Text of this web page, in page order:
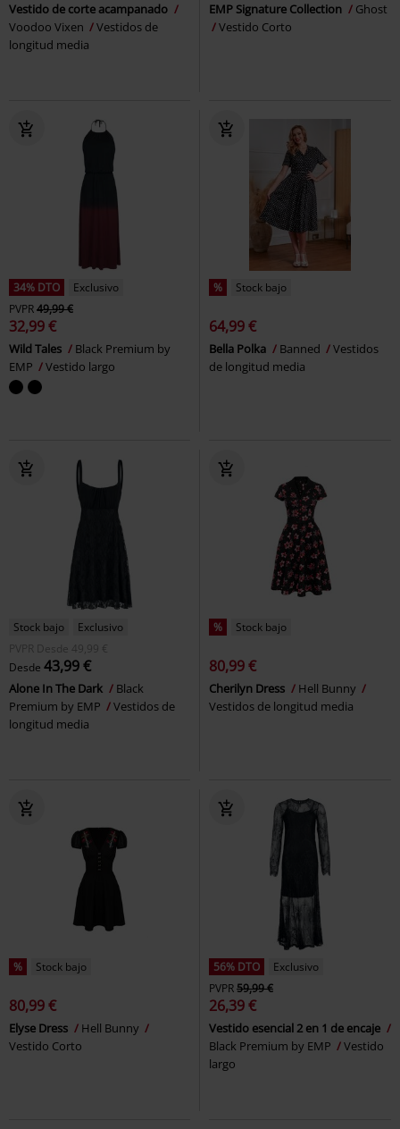
Vestido de corte acampanado
Voodoo Vixen
Vestidos de
longitud media
EMP Signature Collection
Ghost
Vestido Corto
34% DTO
Exclusivo
PVPR49,99 €
32,99 €
Wild Tales
Black Premium by
EMP
Vestido largo
% Stock bajo
64,99 €
Bella Polka Banned
Vestidos
de longitud media
Stock bajo
Exclusivo
PVPR
Desde 49,99 €
Desde 43,99 €
Alone In The Dark
Black
Premium by EMP
Vestidos de
longitud media
% Stock bajo
80,99 €
Cherilyn Dress
Hell Bunny
Vestidos de longitud media
% Stock bajo
80,99 €
Elyse Dress
Hell Bunny
Vestido Corto
56% DTO
Exclusivo
PVPR59,99 €
26,39 €
Vestido esencial 2 en 1 de encaje
Black Premium by EMP
Vestido
largo